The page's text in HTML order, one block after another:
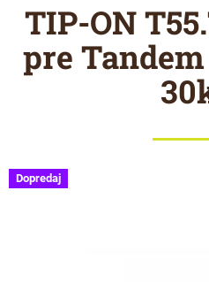
TIP-ON
pre
Dopredaj